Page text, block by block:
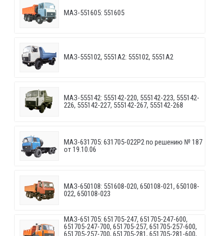
МАЗ-551605: 551605
МАЗ-555102, 5551А2: 555102, 5551А2
МАЗ-555142: 555142-220, 555142-223, 555142-
226, 555142-227, 555142-267, 555142-268
МАЗ-631705: 631705-022P2 по решению № 187
от 19.10.06
МАЗ-650108: 551608-020, 650108-021, 650108-
022, 650108-023
МАЗ-651705: 651705-247, 651705-247-600,
651705-247-700, 651705-257, 651705-257-600,